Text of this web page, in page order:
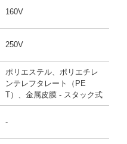
160V
250V
ポリエステル、ポリエチレ
ンテレフタレート（PE
T）、金属皮膜 - スタック式
-